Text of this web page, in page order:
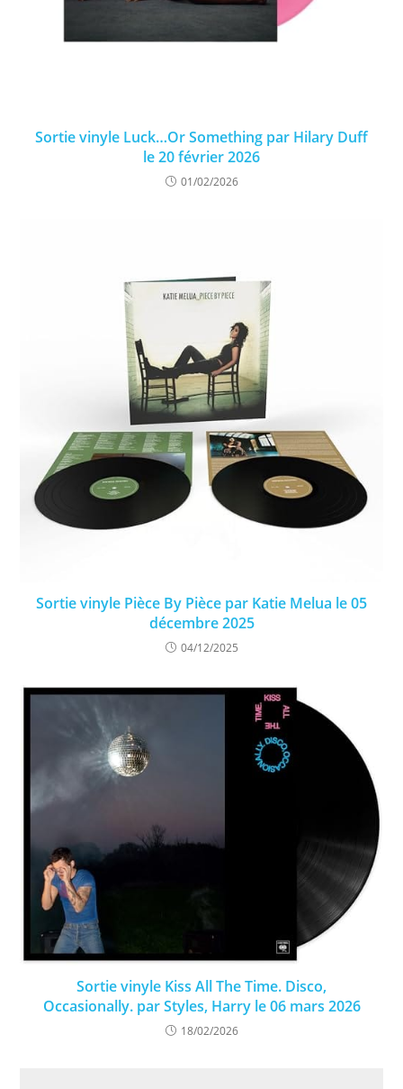
Sortie vinyle Luck…Or Something par Hilary Duff
le 20 février 2026
01/02/2026
Sortie vinyle Pièce By Pièce par Katie Melua le 05
décembre 2025
04/12/2025
Sortie vinyle Kiss All The Time. Disco,
Occasionally. par Styles, Harry le 06 mars 2026
18/02/2026